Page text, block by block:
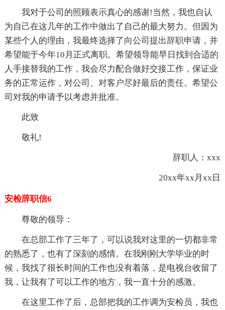
我对于公司的照顾表示真心的感谢!当然，我也自认
为自己在这几年的工作中做出了自己的最大努力。但因为
某些个人的理由，我最终选择了向公司提出辞职申请，并
希望能于今年10月正式离职。希望领导能早日找到合适的
人手接替我的工作，我会尽力配合做好交接工作，保证业
务的正常运作，对公司、对客户尽好最后的责任。希望公
司对我的申请予以考虑并批准。
此致
敬礼!
辞职人：xxx
20xx年xx月xx日
安检辞职信6
尊敬的领导：
在总部工作了三年了，可以说我对这里的一切都非常
的熟悉了，也有了深刻的感情。在我刚刚大学毕业的时
候，我找了很长时间的工作也没有着落，是电视台收留了
我，让我有了可以工作的地方，我一直十分的感激。
在这里工作了后，总部把我的工作调为安检员，我也